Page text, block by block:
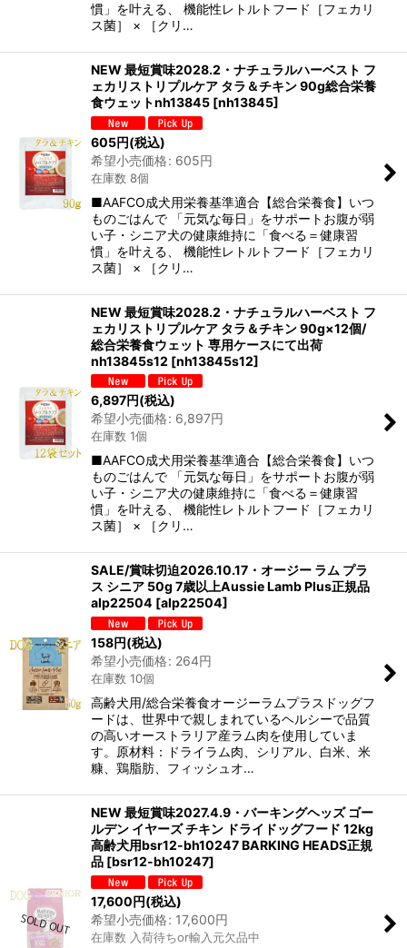
慣」を叶える、 機能性レトルトフード［フェカリ
ス菌］ × ［クリ…
NEW 最短賞味2028.2・ナチュラルハーベスト フ
ェカリストリプルケア タラ＆チキン 90g総合栄養
食ウェットnh13845 [nh13845]
605円(税込)
希望小売価格: 605円
在庫数 8個
■AAFCO成犬用栄養基準適合【総合栄養食】いつ
ものごはんで 「元気な毎日」をサポートお腹が弱
い子・シニア犬の健康維持に「食べる＝健康習
慣」を叶える、 機能性レトルトフード［フェカリ
ス菌］ × ［クリ…
NEW 最短賞味2028.2・ナチュラルハーベスト フ
ェカリストリプルケア タラ＆チキン 90g×12個/
総合栄養食ウェット 専用ケースにて出荷
nh13845s12 [nh13845s12]
6,897円(税込)
希望小売価格: 6,897円
在庫数 1個
■AAFCO成犬用栄養基準適合【総合栄養食】いつ
ものごはんで 「元気な毎日」をサポートお腹が弱
い子・シニア犬の健康維持に「食べる＝健康習
慣」を叶える、 機能性レトルトフード［フェカリ
ス菌］ × ［クリ…
SALE/賞味切迫2026.10.17・オージー ラム プラ
ス シニア 50g 7歳以上Aussie Lamb Plus正規品
alp22504 [alp22504]
158円(税込)
希望小売価格: 264円
在庫数 10個
高齢犬用/総合栄養食オージーラムプラスドッグフ
ードは、世界中で親しまれているヘルシーで品質
の高いオーストラリア産ラム肉を使用していま
す。原材料：ドライラム肉、シリアル、白米、米
糠、鶏脂肪、フィッシュオ…
NEW 最短賞味2027.4.9・バーキングヘッズ ゴー
ルデン イヤーズ チキン ドライドッグフード 12kg
高齢犬用bsr12-bh10247 BARKING HEADS正規
品 [bsr12-bh10247]
17,600円(税込)
希望小売価格: 17,600円
在庫数 入荷待ちor輸入元欠品中